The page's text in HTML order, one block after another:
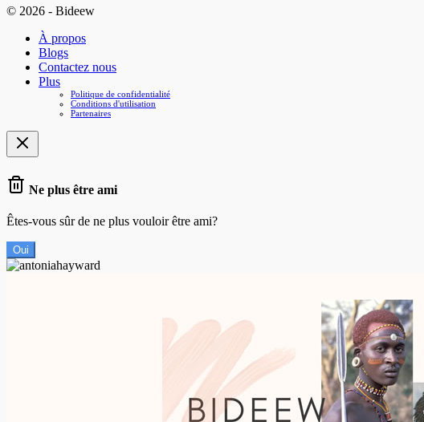
© 2026 - Bideew
À propos
Blogs
Contactez nous
Plus
Politique de confidentialité
Conditions d'utilisation
Partenaires
Ne plus être ami
Êtes-vous sûr de ne plus vouloir être ami?
Oui